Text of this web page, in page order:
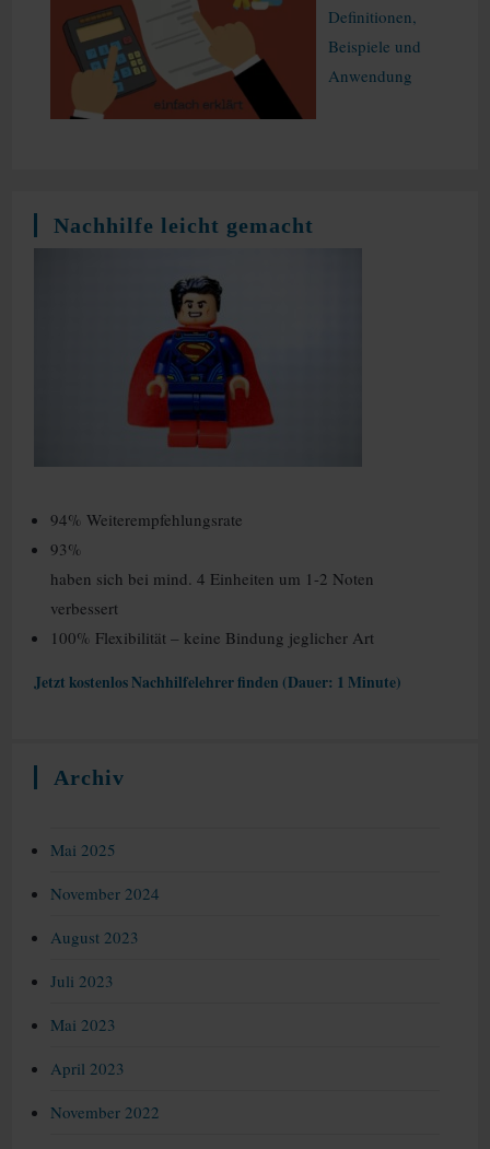
Definitionen,
Beispiele und
Anwendung
Nachhilfe leicht gemacht
94% Weiterempfehlungsrate
93%
haben sich bei mind. 4 Einheiten um 1-2 Noten
verbessert
100% Flexibilität – keine Bindung jeglicher Art
Jetzt kostenlos Nachhilfelehrer finden (Dauer: 1 Minute)
Archiv
Mai 2025
November 2024
August 2023
Juli 2023
Mai 2023
April 2023
November 2022